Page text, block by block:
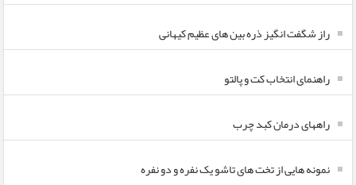
راز شگفت انگیز ذره بین های عظیم کیهانی
راهنمای انتخاب کت و پالتو
راههای درمان کبد چرب
نمونه هایی از تخت های تاشو یک نفره و دو نفره